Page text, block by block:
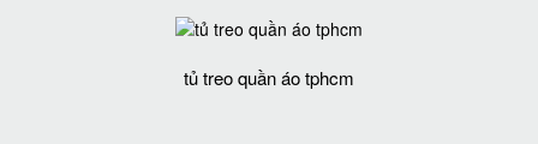
tủ treo quần áo tphcm